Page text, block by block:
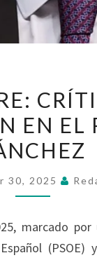
AGUIRRE:
CRÍTICAS
LA
EN
EL
EN EL
30, 2025
marcado